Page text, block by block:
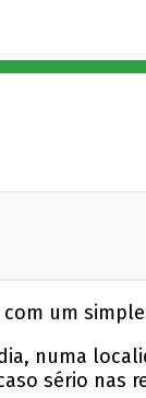
um
numa
sério nas